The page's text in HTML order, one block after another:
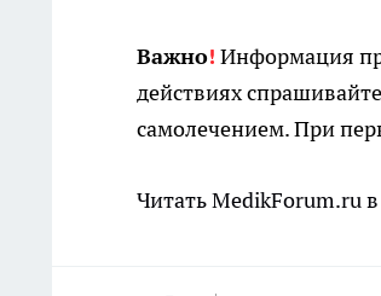
Важно! Информация
действиях
самолечением. При
Читать MedikForum.ru в